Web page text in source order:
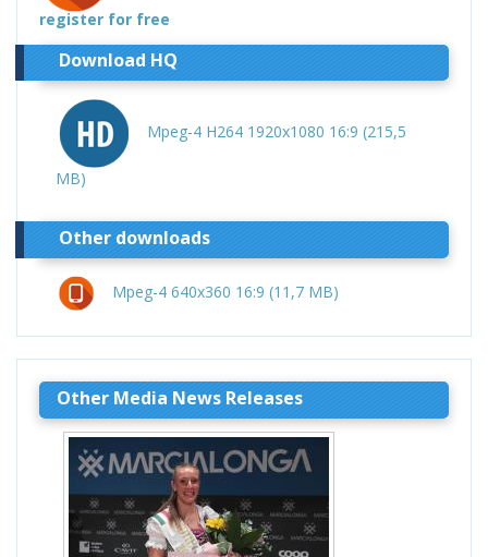
register for free
Download HQ
Mpeg-4 H264 1920x1080 16:9 (215,5
MB)
Other downloads
Mpeg-4 640x360 16:9 (11,7 MB)
Other Media News Releases